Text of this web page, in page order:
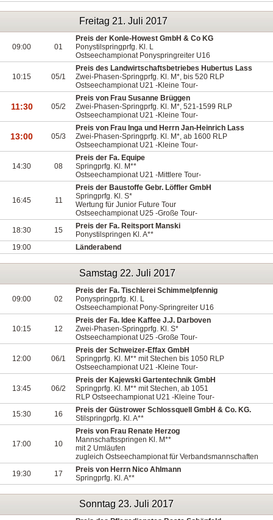
Freitag 21. Juli 2017
09:00 01
Preis der Konle-Howest GmbH & Co KG
Ponystilspringprfg. Kl. L
Ostseechampionat Ponyspringreiter U16
10:15 05/1
Preis des Landwirtschaftsbetriebes Hubertus Lass
Zwei-Phasen-Springprfg. Kl. M*, bis 520 RLP
Ostseechampionat U21 -Kleine Tour-
11:30 05/2
Preis von Frau Susanne Brüggen
Zwei-Phasen-Springprfg. Kl. M*, 521-1599 RLP
Ostseechampionat U21 -Kleine Tour-
13:00 05/3
Preis von Frau Inga und Herrn Jan-Heinrich Lass
Zwei-Phasen-Springprfg. Kl. M*, ab 1600 RLP
Ostseechampionat U21 -Kleine Tour-
14:30 08
Preis der Fa. Equipe
Springprfg. Kl. M**
Ostseechampionat U21 -Mittlere Tour-
16:45 11
Preis der Baustoffe Gebr. Löffler GmbH
Springprfg. Kl. S*
Wertung für Junior Future Tour
Ostseechampionat U25 -Große Tour-
18:30
15
Preis der Fa. Reitsport Manski
Ponystilspringen Kl. A**
19:00
Länderabend
Samstag 22. Juli 2017
09:00 02
Preis der Fa. Tischlerei Schimmelpfennig
Ponyspringprfg. Kl. L
Ostseechampionat Pony-Springreiter U16
10:15 12
Preis der Fa. Idee Kaffee J.J. Darboven
Zwei-Phasen-Springprfg. Kl. S*
Ostseechampionat U25 -Große Tour-
12:00 06/1
Preis der Schweizer-Effax GmbH
Springprfg. Kl. M** mit Stechen bis 1050 RLP
Ostseechampionat U21 -Kleine Tour-
13:45 06/2
Preis der Kajewski Gartentechnik GmbH
Springprfg. Kl. M** mit Stechen, ab 1051
RLP Ostseechampionat U21 -Kleine Tour-
15:30
16
Preis der Güstrower Schlossquell GmbH & Co. KG.
Stilspringprfg. Kl. A**
17:00 10
Preis von Frau Renate Herzog
Mannschaftsspringen Kl. M**
mit 2 Umläufen
zugleich Ostseechampionat für Verbandsmannschaften
19:30
17
Preis von Herrn Nico Ahlmann
Springprfg. Kl. A**
Sonntag 23. Juli 2017